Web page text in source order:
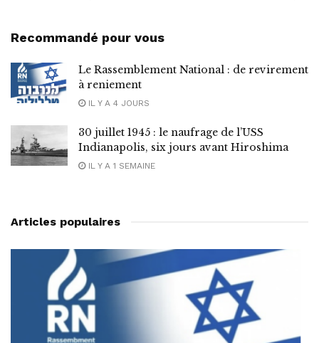
Recommandé pour vous
Le Rassemblement National : de revirement
à reniement
IL Y A 4 JOURS
30 juillet 1945 : le naufrage de l’USS
Indianapolis, six jours avant Hiroshima
IL Y A 1 SEMAINE
Articles populaires